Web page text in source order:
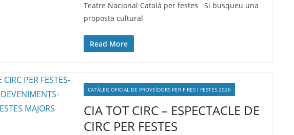
Teatre Nacional Català per festes Si busqueu una
proposta cultural
Read More
CATÀLEG OFICIAL DE PROVEÏDORS PER FIRES I FESTES 2026
CIA TOT CIRC – ESPECTACLE DE
CIRC PER FESTES